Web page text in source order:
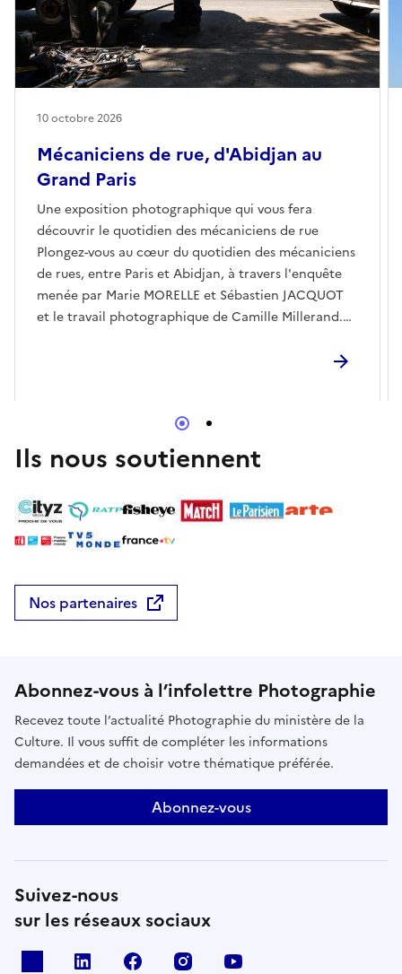
Mécaniciens de rue, d'Abidjan au
Grand Paris
Une exposition photographique qui vous fera
découvrir le quotidien des mécaniciens de rue
Plongez-vous au cœur du quotidien des mécaniciens
de rues, entre Paris et Abidjan, à travers l'enquête
menée par Marie MORELLE et Sébastien JACQUOT
et le travail photographique de Camille Millerand.
exposition vous est proposée dans le cadre de "L'ici
et l'ailleurs - 200 ans de photographie" et de la Fête
de la Science 2026 de l'Université Lumière Lyon 2,
programmations complètes de ces évènements.
10 octobre 2026
Ils nous soutiennent
Nos partenaires
Abonnez-vous à l’infolettre Photographie
Recevez toute l’actualité Photographie du ministère de la
Culture. Il vous suffit de compléter les informations
demandées et de choisir votre thématique préférée.
Abonnez-vous
Suivez-nous
sur les réseaux sociaux
Linkedin Facebook Instagram